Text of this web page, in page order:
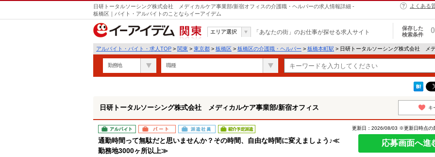
日研トータルソーシング株式会社 メディカルケア事業部/新宿オフィスの介護職・ヘルパーの求人情報詳細 -
板橋区｜バイト・アルバイトのことならイーアイデム
よくある
関東
エリア選択 「あなたの街」のお仕事が探せる求人サイト
保存した
検索条件
0
アルバイト・バイト・求人TOP > 関東 > 東京都 > 板橋区 > 板橋区の介護職・ヘルパー > 板橋本町駅 > 日研トータルソーシング株式会社 メ
勤務地 職種
遣
日研トータルソーシング株式会社 メディカルケア事業部/新宿オフィス キ
アルバイト パート 派遣社員 紹介予定派遣
通勤時間って無駄だと思いませんか？その時間、自由な時間に変えましょう♪≪
勤務地3000ヶ所以上≫
更新日：2026/08/03 ※更新日時点の
応募画面へ進